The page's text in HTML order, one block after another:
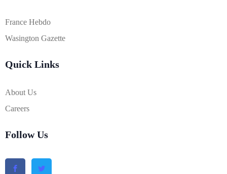
France Hebdo
Wasington Gazette
Quick Links
About Us
Careers
Follow Us